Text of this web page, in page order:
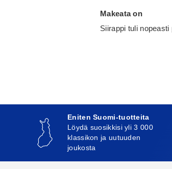
Makeata on
Siirappi tuli
Eniten Suomi-tuotteita
Löydä suosikkisi yli 3 000
klassikon ja uutuuden
joukosta